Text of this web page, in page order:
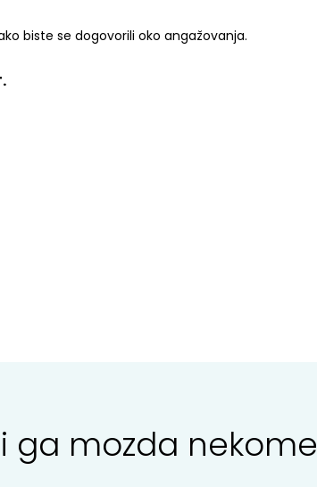
biste se dogovorili oko angažovanja.
ga mozda nekome